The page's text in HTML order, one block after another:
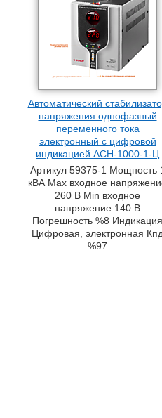
Автоматический
напряжения однофазный
переменного тока
электронный с цифровой
индикацией АСН-1000-1-Ц
Артикул 59375-1 Мощность
кВА Max входное
260 В Min входное
напряжение 140 В
Погрешность %8 Индикация
Цифровая, электронная Кпд
%97